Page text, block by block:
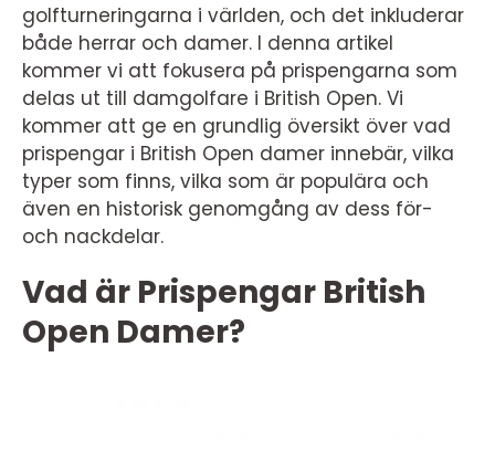
golfturneringarna i världen, och det inkluderar
både herrar och damer. I denna artikel
kommer vi att fokusera på prispengarna som
delas ut till damgolfare i British Open. Vi
kommer att ge en grundlig översikt över vad
prispengar i British Open damer innebär, vilka
typer som finns, vilka som är populära och
även en historisk genomgång av dess för-
och nackdelar.
Vad är Prispengar British
Open Damer?